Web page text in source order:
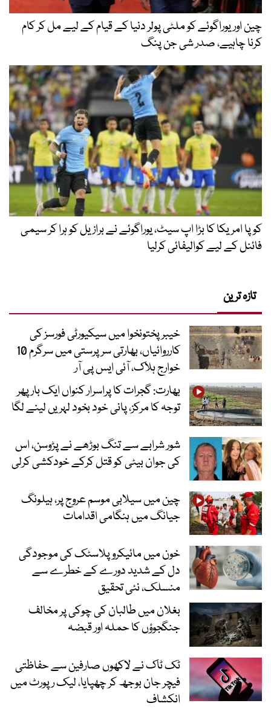
چین اور یوراگوئے کو ملٹی پولر دنیا کے قیام کے لیے مل کر کام
کرنا چاہیے، صدر شی جن پنگ
کوپا امریکا کا بڑا اپ سیٹ، یوراگوئے نے برازیل کو ہرا کر سیمی
فائنل کے لیے کوالیفائی کرلیا
تازہ ترین
خیبرپختونخوا میں سیکیورٹی فورسز کی
کارروائیاں، بھارتی سرپرستی میں سرگرم 10
خوارج ہلاک، آئی ایس پی آر
بھارت: گجرات کا پراسرار کنواں ایک بار پھر
توجہ کا مرکز، پانی خود بخود لہریں لینے لگا
شور شرابے سے تنگ بوڑھے نے پڑوسن، اس
کی جوان بیٹی کو قتل کرکے خودکشی کرلی
چین میں سیلابی موسم عروج پر، ہیلونگ
جیانگ میں ہنگامی اقدامات
خون میں مائیکرو پلاسٹک کی موجودگی
دل کے شدید دورے کے خطرے سے
منسلک، نئی تحقیق
بغلان میں طالبان کی چوکی پر مخالف
جنگجوؤں کا حملہ اور قبضہ
ٹک ٹاک نے لاکھوں صارفین سے حفاظتی
فیچر جان بوجھ کر چھپایا، لیک رپورٹ میں
انکشاف